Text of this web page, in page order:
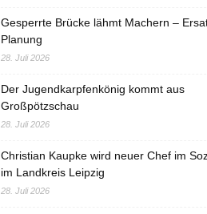
Gesperrte Brücke lähmt Machern –
Planung
28. Juli 2026
Der Jugendkarpfenkönig kommt aus
Großpötzschau
28. Juli 2026
Christian Kaupke wird neuer Chef im
im Landkreis Leipzig
28. Juli 2026